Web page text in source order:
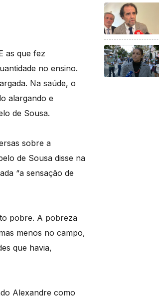
as que fez
no ensino.
Na saúde, o
alargando e
de Sousa.
sobre a
de Sousa disse na
“a sensação de
pobre. A pobreza
menos no campo,
que havia,
Alexandre como